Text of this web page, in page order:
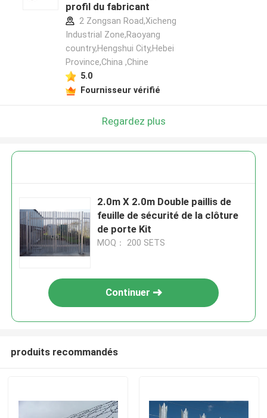
profil du fabricant
2 Zongsan Road,Xicheng
Industrial Zone,Raoyang
country,Hengshui City,Hebei
Province,China ,Chine
5.0
Fournisseur vérifié
Regardez plus
2.0m X 2.0m Double paillis de
feuille de sécurité de la clôture
de porte Kit
MOQ： 200 SETS
Continuer
produits recommandés